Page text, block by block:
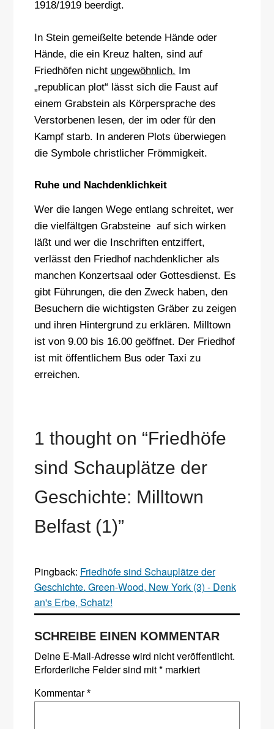
1918/1919 beerdigt.
In Stein gemeißelte betende Hände oder
Hände, die ein Kreuz halten, sind auf
Friedhöfen nicht ungewöhnlich. Im
„republican plot“ lässt sich die Faust auf
einem Grabstein als Körpersprache des
Verstorbenen lesen, der im oder für den
Kampf starb. In anderen Plots überwiegen
die Symbole christlicher Frömmigkeit.
Ruhe und Nachdenklichkeit
Wer die langen Wege entlang schreitet, wer
die vielfältgen Grabsteine auf sich wirken
läßt und wer die Inschriften entziffert,
verlässt den Friedhof nachdenklicher als
manchen Konzertsaal oder Gottesdienst. Es
gibt Führungen, die den Zweck haben, den
Besuchern die wichtigsten Gräber zu zeigen
und ihren Hintergrund zu erklären. Milltown
ist von 9.00 bis 16.00 geöffnet. Der Friedhof
ist mit öffentlichem Bus oder Taxi zu
erreichen.
1 thought on “Friedhöfe
sind Schauplätze der
Geschichte: Milltown
Belfast (1)”
Pingback: Friedhöfe sind Schauplätze der
Geschichte. Green-Wood, New York (3) - Denk
an's Erbe, Schatz!
SCHREIBE EINEN KOMMENTAR
Deine E-Mail-Adresse wird nicht veröffentlicht.
Erforderliche Felder sind mit*markiert
Kommentar *